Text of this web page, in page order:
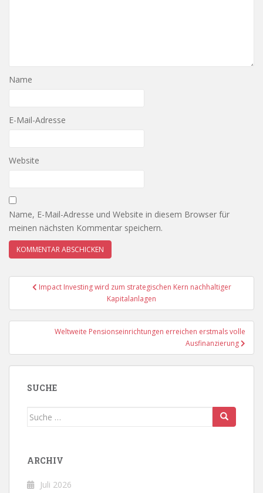
Name
E-Mail-Adresse
Website
Name, E-Mail-Adresse und Website in diesem Browser für
meinen nächsten Kommentar speichern.
Beitragsnavigation
Impact Investing wird zum strategischen Kern nachhaltiger
Kapitalanlagen
Weltweite Pensionseinrichtungen erreichen erstmals volle
Ausfinanzierung
SUCHE
Suche
ARCHIV
Juli 2026